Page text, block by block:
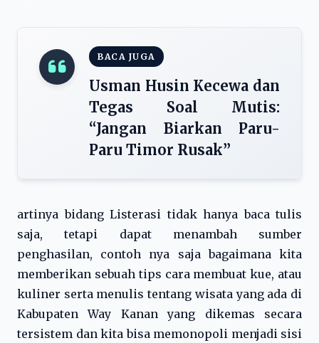
BACA JUGA
Usman Husin Kecewa dan
Tegas Soal Mutis:
“Jangan Biarkan Paru-
Paru Timor Rusak”
artinya bidang Listerasi tidak hanya baca tulis
saja, tetapi dapat menambah sumber
penghasilan, contoh nya saja bagaimana kita
memberikan sebuah tips cara membuat kue, atau
kuliner serta menulis tentang wisata yang ada di
Kabupaten Way Kanan yang dikemas secara
tersistem dan kita bisa memonopoli menjadi sisi